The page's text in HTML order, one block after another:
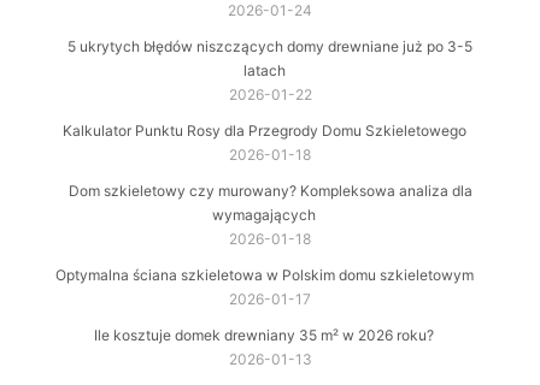
2026-01-24
5 ukrytych błędów niszczących domy drewniane już po 3-5
latach
2026-01-22
Kalkulator Punktu Rosy dla Przegrody Domu Szkieletowego
2026-01-18
Dom szkieletowy czy murowany? Kompleksowa analiza dla
wymagających
2026-01-18
Optymalna ściana szkieletowa w Polskim domu szkieletowym
2026-01-17
Ile kosztuje domek drewniany 35 m² w 2026 roku?
2026-01-13